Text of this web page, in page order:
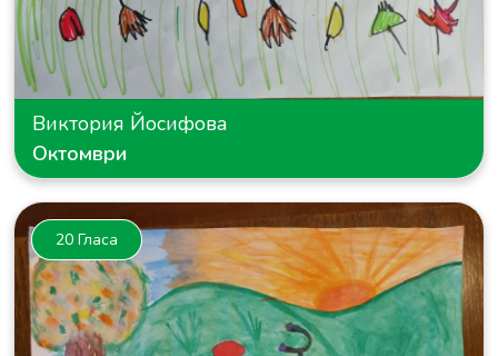
Виктория Йосифова
Октомври
20 Гласа